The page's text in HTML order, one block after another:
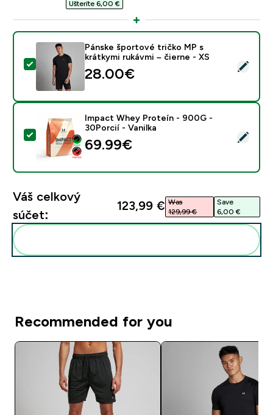
Ušteríte 6,00 €‎
Vybrať tento produkt - Pánske športové tričko MP s
Pánske športové tričko MP s
krátkymi rukávmi – čierne - XS
28.00€‎
Vybrať tento produkt - Impact Whey Proteín - 900G
Impact Whey Proteín - 900G -
30Porcií - Vanilka
69.99€‎
Váš celkový
súčet:
123,99 €‎ Was
129,99 €‎
Save
6,00 €‎
Recommended for you